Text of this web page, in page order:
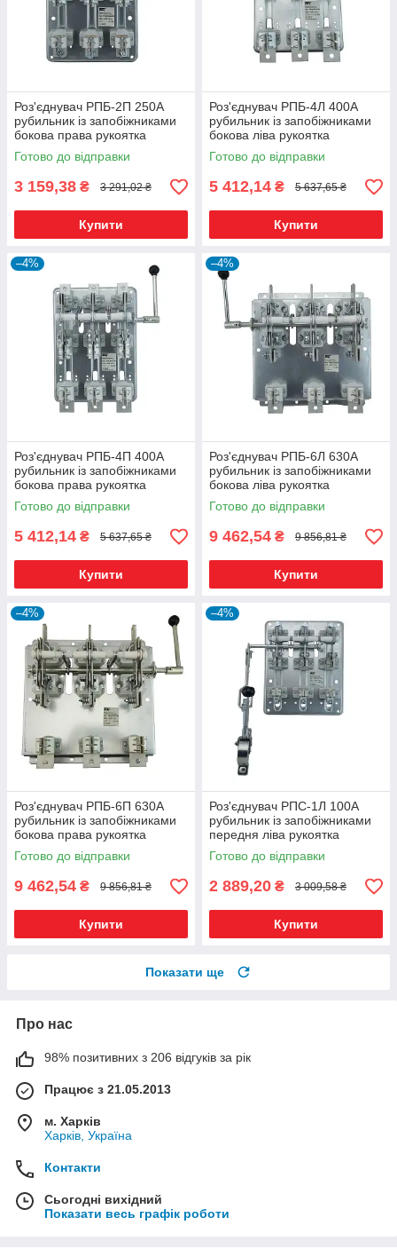
Роз'єднувач РПБ-2П 250А
рубильник із запобіжниками
бокова права рукоятка
Готово до відправки
3 159,38 ₴ 3 291,02 ₴
Купити
Роз'єднувач РПБ-4Л 400А
рубильник із запобіжниками
бокова ліва рукоятка
Готово до відправки
5 412,14 ₴ 5 637,65 ₴
Купити
–4%
Роз'єднувач РПБ-4П 400А
рубильник із запобіжниками
бокова права рукоятка
Готово до відправки
5 412,14 ₴ 5 637,65 ₴
Купити
–4%
Роз'єднувач РПБ-6Л 630А
рубильник із запобіжниками
бокова ліва рукоятка
Готово до відправки
9 462,54 ₴ 9 856,81 ₴
Купити
–4%
Роз'єднувач РПБ-6П 630А
рубильник із запобіжниками
бокова права рукоятка
Готово до відправки
9 462,54 ₴ 9 856,81 ₴
Купити
–4%
Роз'єднувач РПС-1Л 100А
рубильник із запобіжниками
передня ліва рукоятка
Готово до відправки
2 889,20 ₴ 3 009,58 ₴
Купити
Показати ще
Про нас
98% позитивних з 206 відгуків за рік
Працює з 21.05.2013
м. Харків
Харків, Україна
Контакти
Сьогодні вихідний
Показати весь графік роботи